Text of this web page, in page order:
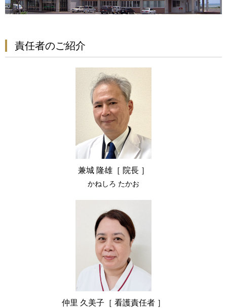
責任者のご紹介
兼城 隆雄［ 院長 ］
かねしろ たかお
仲里 久美子［ 看護責任者 ］